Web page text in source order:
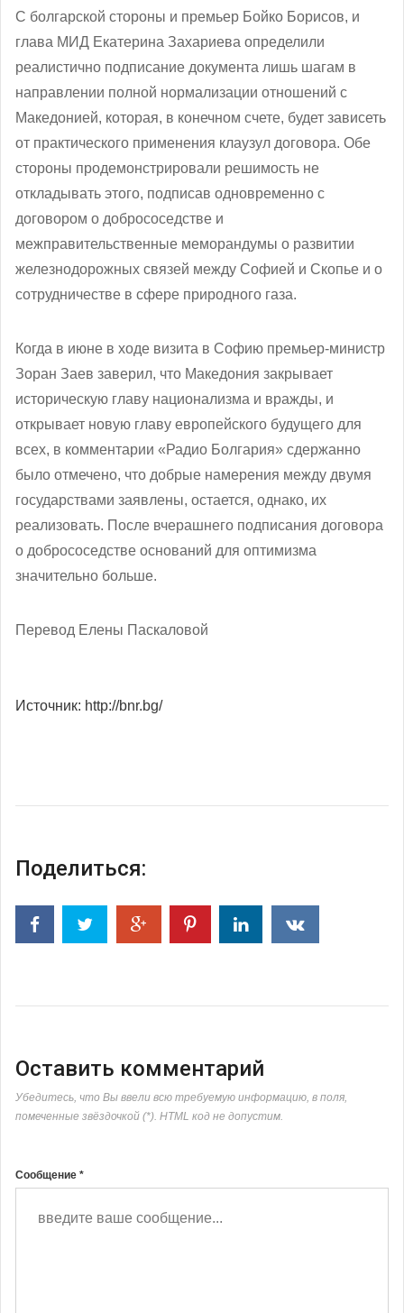
С болгарской стороны и премьер Бойко Борисов, и
глава МИД Екатерина Захариева определили
реалистично подписание документа лишь шагам в
направлении полной нормализации отношений с
Македонией, которая, в конечном счете, будет зависеть
от практического применения клаузул договора. Обе
стороны продемонстрировали решимость не
откладывать этого, подписав одновременно с
договором о добрососедстве и
межправительственные меморандумы о развитии
железнодорожных связей между Софией и Скопье и о
сотрудничестве в сфере природного газа.
Когда в июне в ходе визита в Софию премьер-министр
Зоран Заев заверил, что Македония закрывает
историческую главу национализма и вражды, и
открывает новую главу европейского будущего для
всех, в комментарии «Радио Болгария» сдержанно
было отмечено, что добрые намерения между двумя
государствами заявлены, остается, однако, их
реализовать. После вчерашнего подписания договора
о добрососедстве оснований для оптимизма
значительно больше.
Перевод Елены Паскаловой
Источник: http://bnr.bg/
Поделиться:
Оставить комментарий
Убедитесь, что Вы ввели всю требуемую информацию, в поля,
помеченные звёздочкой (*). HTML код не допустим.
Сообщение *